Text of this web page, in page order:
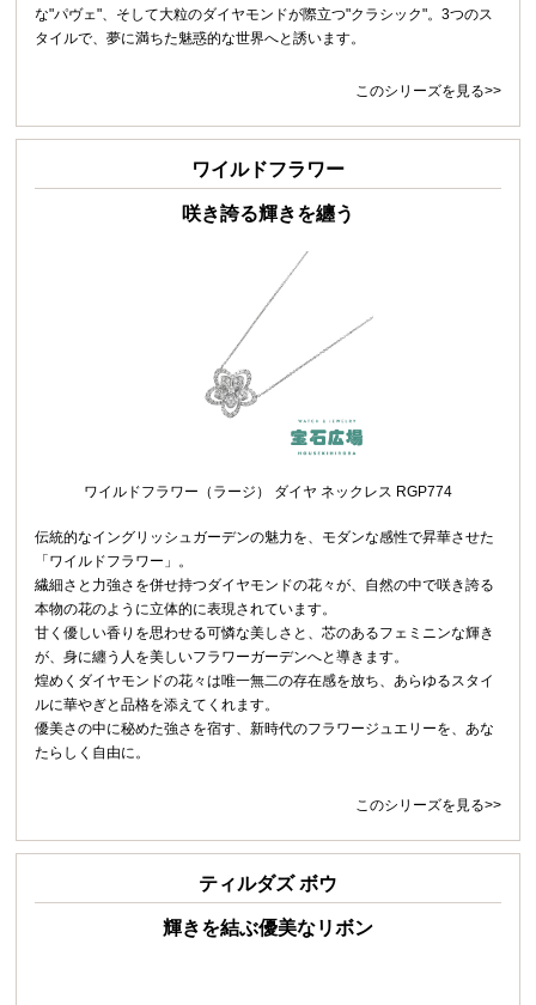
な"パヴェ"、そして大粒のダイヤモンドが際立つ"クラシック"。3つのス
タイルで、夢に満ちた魅惑的な世界へと誘います。
このシリーズを見る>>
ワイルドフラワー
咲き誇る輝きを纏う
ワイルドフラワー（ラージ） ダイヤ ネックレス RGP774
伝統的なイングリッシュガーデンの魅力を、モダンな感性で昇華させた
「ワイルドフラワー」。
繊細さと力強さを併せ持つダイヤモンドの花々が、自然の中で咲き誇る
本物の花のように立体的に表現されています。
甘く優しい香りを思わせる可憐な美しさと、芯のあるフェミニンな輝き
が、身に纏う人を美しいフラワーガーデンへと導きます。
煌めくダイヤモンドの花々は唯一無二の存在感を放ち、あらゆるスタイ
ルに華やぎと品格を添えてくれます。
優美さの中に秘めた強さを宿す、新時代のフラワージュエリーを、あな
たらしく自由に。
このシリーズを見る>>
ティルダズ ボウ
輝きを結ぶ優美なリボン